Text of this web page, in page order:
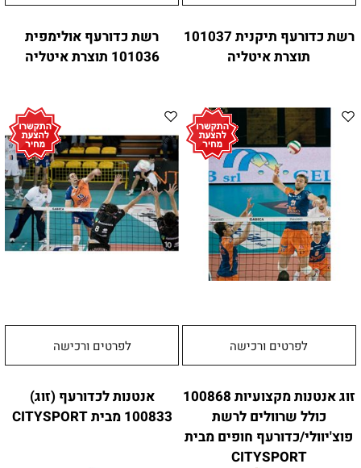
רשת כדורעף תיקנית 101037
תוצרת איטליה
לפרטים ורכישה
רשת כדורעף אולימפית
101036 תוצרת איטליה
לפרטים ורכישה
זוג אנטנות מקצועיות 100868
כולל שרוולים לרשת
פוצ'יוולי/כדורעף חופים מבית
CITYSPORT
אנטנות לכדורעף (זוג)
100833 מבית CITYSPORT